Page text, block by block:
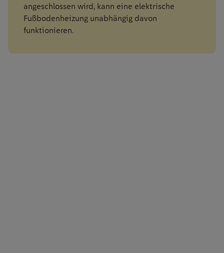
angeschlossen wird, kann eine elektrische
Fußbodenheizung unabhängig davon
funktionieren.